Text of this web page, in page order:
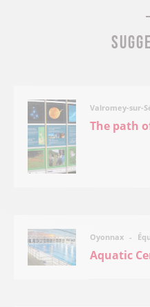
Valromey-sur-
The path
Oyonnax
Aquatic